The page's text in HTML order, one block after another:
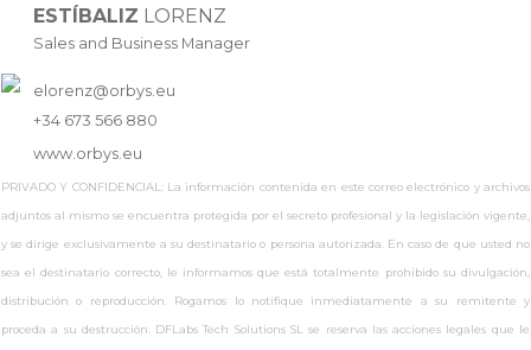
ESTÍBALIZ LORENZ
Sales and Business Manager
elorenz@orbys.eu
+34 673 566 880
www.orbys.eu
PRIVADO Y CONFIDENCIAL: La información contenida en este correo electrónico y archivos
adjuntos al mismo se encuentra protegida por el secreto profesional y la legislación vigente,
y se dirige exclusivamente a su destinatario o persona autorizada. En caso de que usted no
sea el destinatario correcto, le informamos que está totalmente prohibido su divulgación,
distribución o reproducción. Rogamos lo notifique inmediatamente a su remitente y
proceda a su destrucción. DFLabs Tech Solutions SL se reserva las acciones legales que le